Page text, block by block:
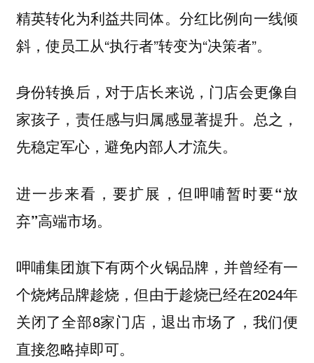
精英转化为利益共同体。分红比例向一线倾
斜，使员工从“执行者”转变为“决策者”。
身份转换后，对于店长来说，门店会更像自
家孩子，责任感与归属感显著提升。总之，
先稳定军心，避免内部人才流失。
进一步来看，要扩展，但呷哺暂时要“放
弃”高端市场。
呷哺集团旗下有两个火锅品牌，并曾经有一
个烧烤品牌趁烧，但由于趁烧已经在2024年
关闭了全部8家门店，退出市场了，我们便
直接忽略掉即可。